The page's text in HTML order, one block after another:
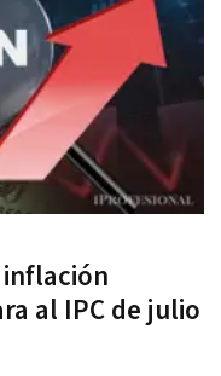
al IPC de julio